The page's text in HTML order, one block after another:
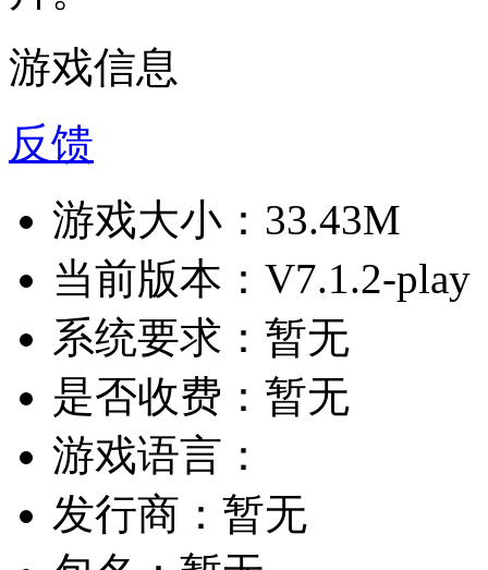
游戏信息
反馈
游戏大小： 33.43M
当前版本： V7.1.2-play
系统要求： 暂无
是否收费： 暂无
游戏语言：
发行商： 暂无